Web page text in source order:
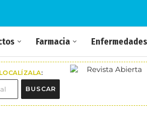
Farmacia Enfermedades
LOCALÍZALA:
BUSCAR